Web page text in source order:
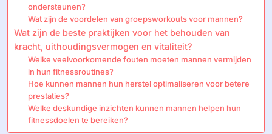
ondersteunen?
Wat zijn de voordelen van groepsworkouts voor mannen?
Wat zijn de beste praktijken voor het behouden van
kracht, uithoudingsvermogen en vitaliteit?
Welke veelvoorkomende fouten moeten mannen vermijden
in hun fitnessroutines?
Hoe kunnen mannen hun herstel optimaliseren voor betere
prestaties?
Welke deskundige inzichten kunnen mannen helpen hun
fitnessdoelen te bereiken?